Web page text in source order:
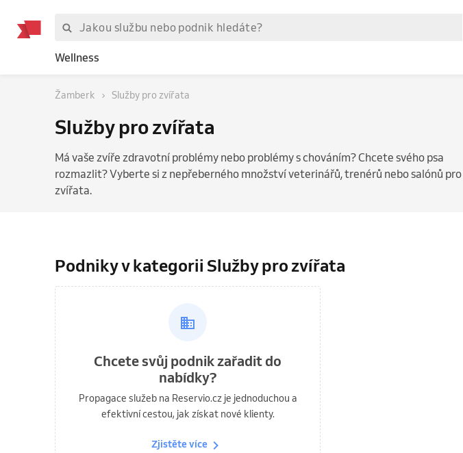
Wellness
Žamberk Služby pro zvířata
Služby pro zvířata
Má vaše zvíře zdravotní problémy nebo problémy s chováním? Chcete svého psa
rozmazlit? Vyberte si z nepřeberného množství veterinářů, trenérů nebo salónů pro
zvířata.
Podniky v kategorii Služby pro zvířata
Chcete svůj podnik zařadit do
nabídky?
Propagace služeb na Reservio.cz je jednoduchou a
efektivní cestou, jak získat nové klienty.
Zjistěte více